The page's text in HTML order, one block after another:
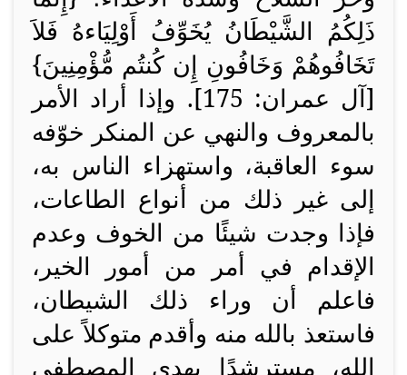
ذَلِكُمُ الشَّيْطَانُ يُخَوِّفُ أَوْلِيَاءهُ فَلاَ
تَخَافُوهُمْ وَخَافُونِ إِن كُنتُم مُّؤْمِنِينَ}
[آل عمران: 175]. وإذا أراد الأمر
بالمعروف والنهي عن المنكر خوّفه
سوء العاقبة، واستهزاء الناس به،
إلى غير ذلك من أنواع الطاعات،
فإذا وجدت شيئًا من الخوف وعدم
الإقدام في أمر من أمور الخير،
فاعلم أن وراء ذلك الشيطان،
فاستعذ بالله منه وأقدم متوكلاً على
الله، مسترشدًا بهدي المصطفى